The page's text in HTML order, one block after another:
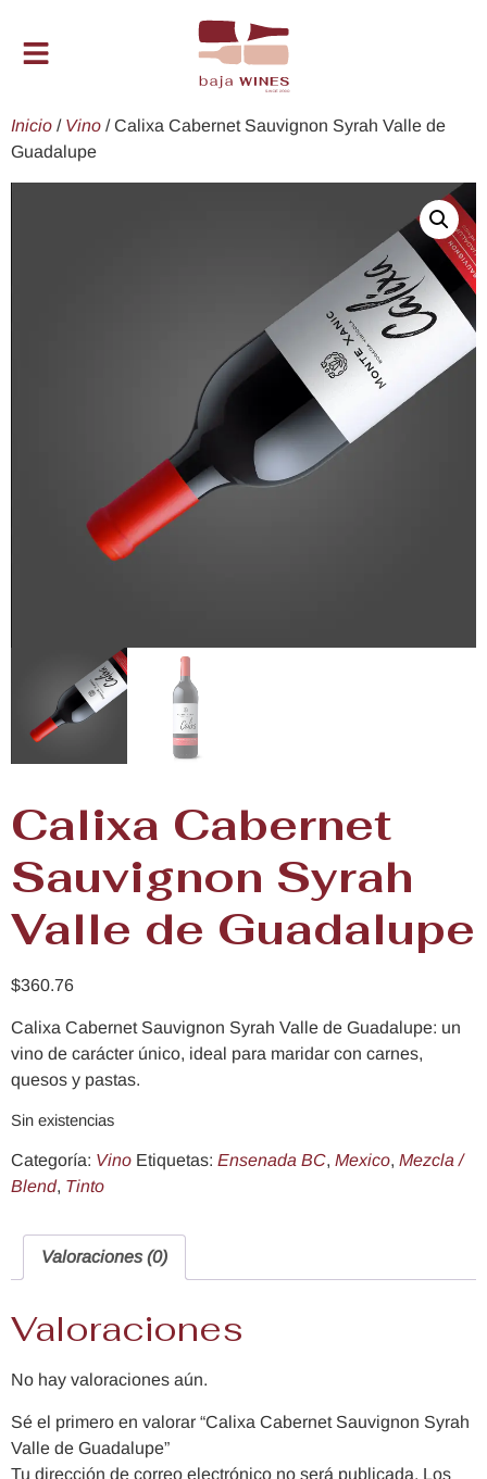
Inicio / Vino / Calixa Cabernet Sauvignon Syrah Valle de
Guadalupe
Calixa Cabernet
Sauvignon Syrah
Valle de Guadalupe
$360.76
Calixa Cabernet Sauvignon Syrah Valle de Guadalupe: un
vino de carácter único, ideal para maridar con carnes,
quesos y pastas.
Sin existencias
Categoría: Vino Etiquetas: Ensenada BC, Mexico, Mezcla /
Blend, Tinto
Valoraciones (0)
Valoraciones
No hay valoraciones aún.
Sé el primero en valorar “Calixa Cabernet Sauvignon Syrah
Valle de Guadalupe”
Tu dirección de correo electrónico no será publicada. Los